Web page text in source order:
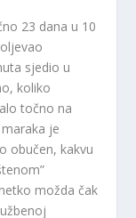
23 dana u 10
sjedio u
koliko
točno na
je
obučen, kakvu
možda čak